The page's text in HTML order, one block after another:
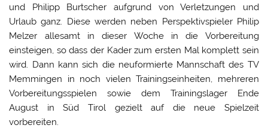
und Philipp Burtscher aufgrund von Verletzungen und
Urlaub ganz. Diese werden neben Perspektivspieler Philip
Melzer allesamt in dieser Woche in die Vorbereitung
einsteigen, so dass der Kader zum ersten Mal komplett sein
wird. Dann kann sich die neuformierte Mannschaft des TV
Memmingen in noch vielen Trainingseinheiten, mehreren
Vorbereitungsspielen sowie dem Trainingslager Ende
August in Süd Tirol gezielt auf die neue Spielzeit
vorbereiten.